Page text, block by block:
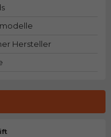
Hersteller